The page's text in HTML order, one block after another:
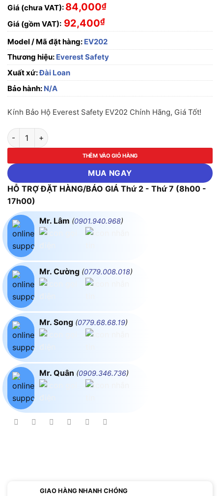
Giá (chưa VAT): 84,000₫
Giá (gồm VAT): 92,400₫
Model / Mã đặt hàng: EV202
Thương hiệu: Everest Safety
Xuất xứ:Đài Loan
Bảo hành: N/A
Kính Bảo Hộ Everest Safety EV202 Chính Hãng, Giá Tốt!
Kính Bảo Hộ Everest Safety EV202 số lượng
THÊM VÀO GIỎ HÀNG
MUA NGAY
HỖ TRỢ ĐẶT HÀNG/BÁO GIÁ Thứ 2 - Thứ 7 (8h00 -
17h00)
Mr. Lâm (0901.940.968)
Mr. Cường (0779.008.018)
Mr. Song (0779.68.68.19)
Mr. Quân (0909.346.736)
GIAO HÀNG NHANH CHÓNG